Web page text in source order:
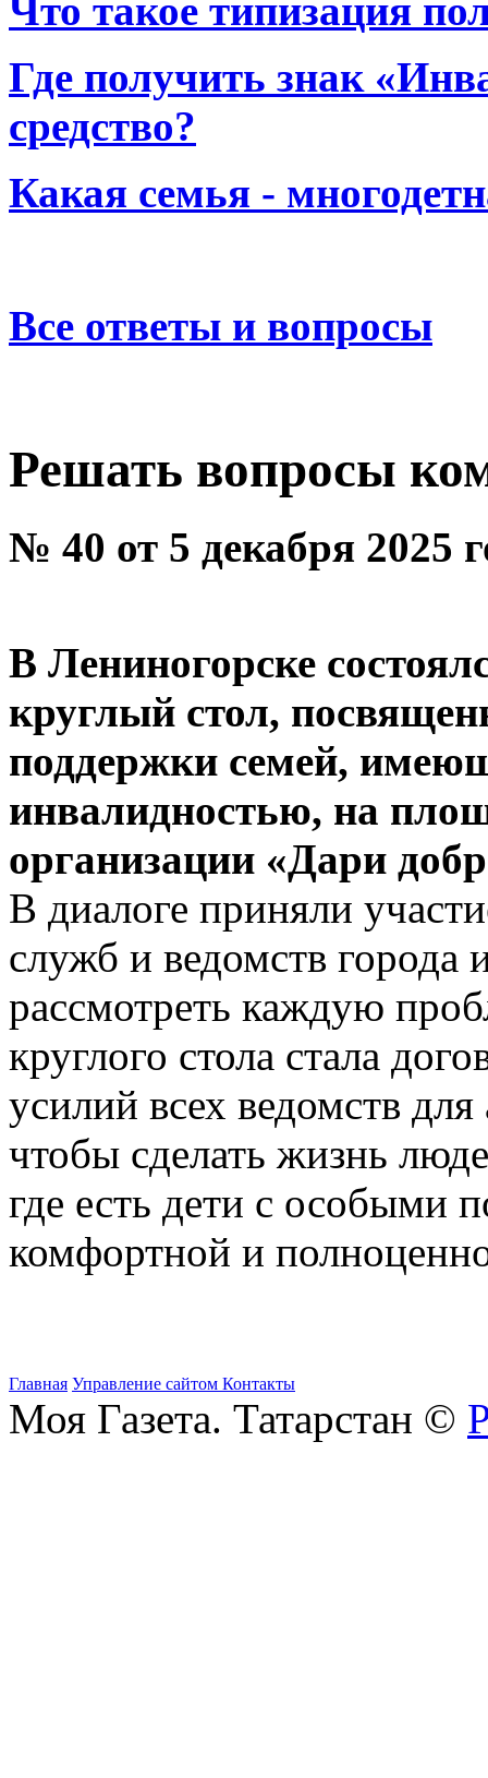
Что такое типизация
Где получить знак
средство?
Какая семья -
Все ответы и вопросы
Решать вопросы
№ 40 от 5 декабря 2025
В Лениногорске
круглый стол,
поддержки семей,
инвалидностью, на
организации «Дари
В диалоге приняли
служб и ведомств города
рассмотреть каждую
круглого стола стала
усилий всех ведомств
чтобы сделать жизнь
где есть дети с особыми
комфортной и
Главная Управление сайтом Контакты
Моя Газета. Татарстан ©